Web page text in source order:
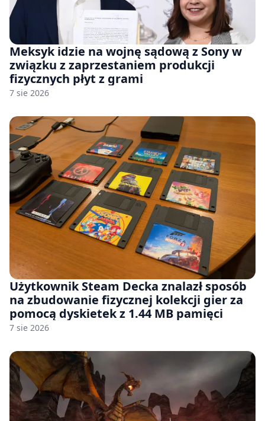
Meksyk idzie na wojnę sądową z Sony w
związku z zaprzestaniem produkcji
fizycznych płyt z grami
7 sie 2026
Użytkownik Steam Decka znalazł sposób
na zbudowanie fizycznej kolekcji gier za
pomocą dyskietek z 1.44 MB pamięci
7 sie 2026